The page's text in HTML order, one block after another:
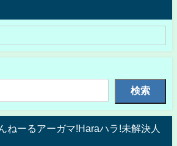
検索
ねーるアーガマ!Haraハラ!未解決人